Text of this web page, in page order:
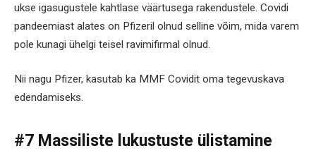
ukse igasugustele kahtlase väärtusega rakendustele. Covidi
pandeemiast alates on Pfizeril olnud selline võim, mida varem
pole kunagi ühelgi teisel ravimifirmal olnud.
Nii nagu Pfizer, kasutab ka MMF Covidit oma tegevuskava
edendamiseks.
#7 Massiliste lukustuste ülistamine